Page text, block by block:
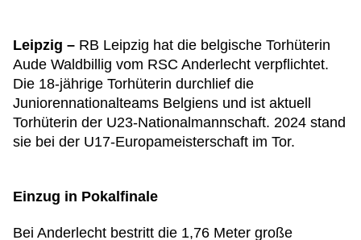
Leipzig – RB Leipzig hat die belgische Torhüterin
Aude Waldbillig vom RSC Anderlecht verpflichtet.
Die 18-jährige Torhüterin durchlief die
Juniorennationalteams Belgiens und ist aktuell
Torhüterin der U23-Nationalmannschaft. 2024 stand
sie bei der U17-Europameisterschaft im Tor.
Einzug in Pokalfinale
Bei Anderlecht bestritt die 1,76 Meter große